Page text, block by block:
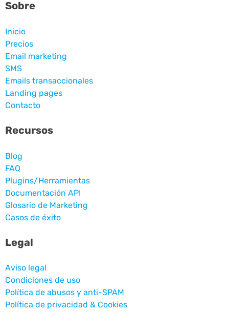
Sobre
Inicio
Precios
Email marketing
SMS
Emails transaccionales
Landing pages
Contacto
Recursos
Blog
FAQ
Plugins/Herramientas
Documentación API
Glosario de Marketing
Casos de éxito
Legal
Aviso legal
Condiciones de uso
Política de abusos y anti-SPAM
Política de privacidad & Cookies